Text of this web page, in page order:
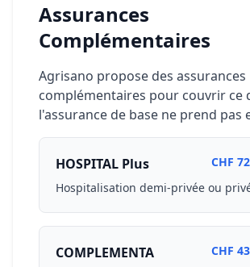
Assurances
Complémentaires
Agrisano propose des assurances
complémentaires pour couvrir ce
l'assurance de base ne prend pas
HOSPITAL Plus
CHF
Hospitalisation demi-privée ou
COMPLEMENTA
CHF